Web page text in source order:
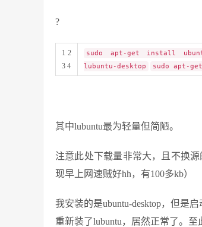
?
1 2
3 4
sudo apt-get install
lubuntu-desktop
sudo apt-
其中lubuntu最为轻量但简陋。
注意此处下载量非常大，且不换
现早上网速贼好hh，有100多kb）
我安装的是ubuntu-desktop，但是
重新装了lubuntu，居然正常了。至